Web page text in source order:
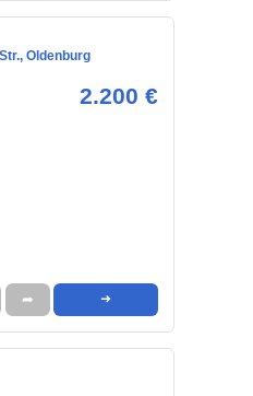
Oldenburg
2.200 €
➦ ➜